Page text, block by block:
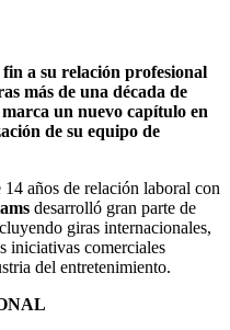
a su relación profesional
más de una década de
un nuevo capítulo en
de su equipo de
años de relación laboral con
desarrolló gran parte de
giras internacionales,
iniciativas comerciales
del entretenimiento.